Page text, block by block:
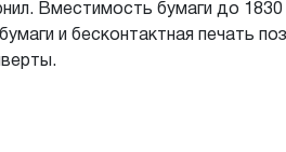
Вместимость бумаги до
и бесконтактная печать